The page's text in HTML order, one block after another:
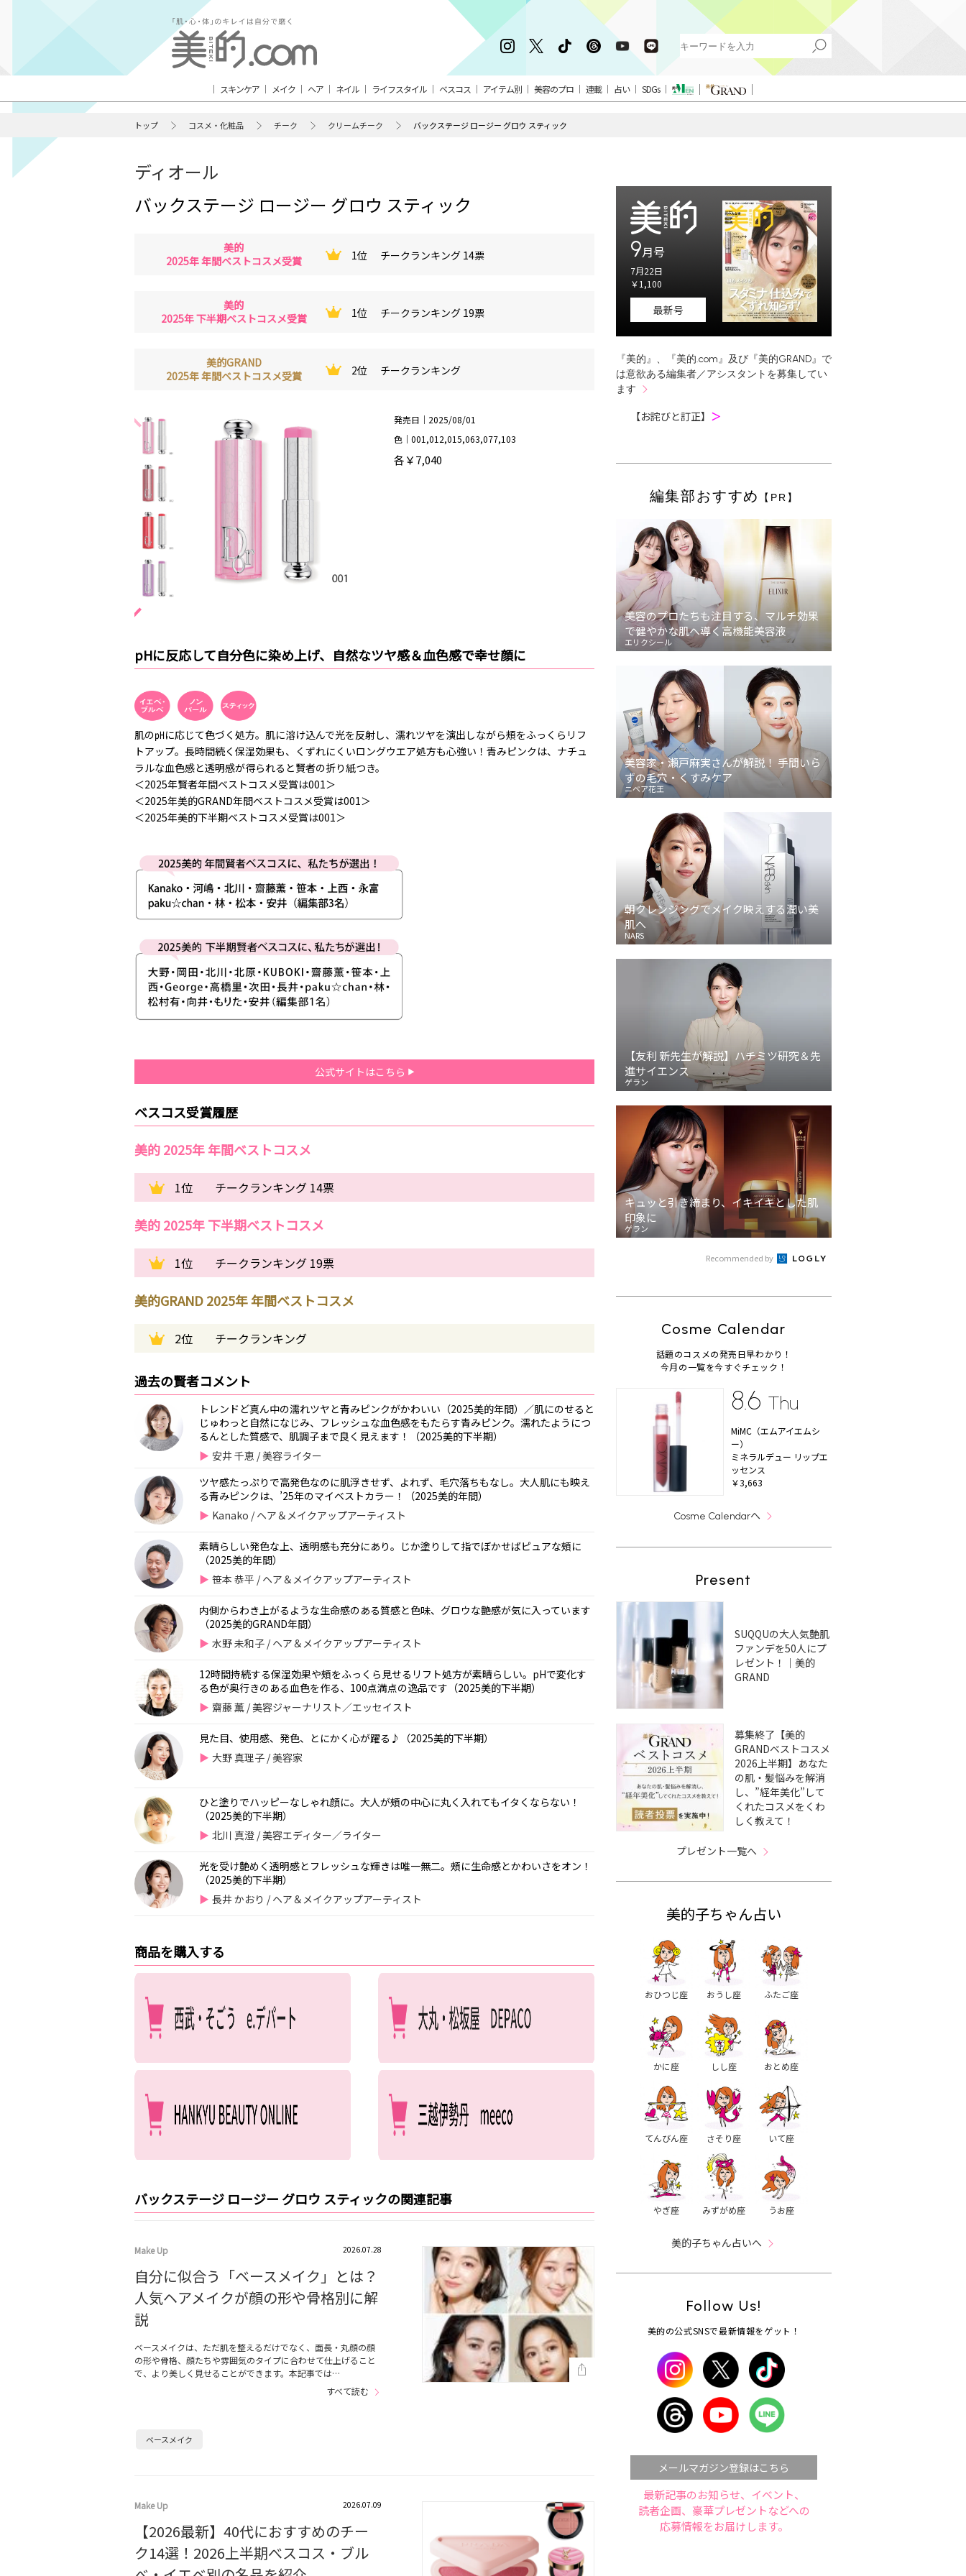
スキンケア メイク ヘア ネイル ライフスタイル ベスコス アイテム別 美容のプロ 連載 占い SDGs
トップ コスメ・化粧品 チーク クリームチーク バックステージ ロージー グロウ スティック
ディオール
バックステージ ロージー グロウ スティック
美的
2025年 年間ベストコスメ受賞
1位 チークランキング 14票
美的
2025年 下半期ベストコスメ受賞
1位 チークランキング 19票
美的GRAND
2025年 年間ベストコスメ受賞
2位 チークランキング
発売日｜2025/08/01
色｜001,012,015,063,077,103
各￥7,040
pHに反応して自分色に染め上げ、自然なツヤ感＆血色感で幸せ顔に
肌の㏗に応じて色づく処方。肌に溶け込んで光を反射し、濡れツヤを演出しながら頰をふっくらリフ
トアップ。長時間続く保湿効果も、くずれにくいロングウエア処方も心強い！青みピンクは、ナチュ
ラルな血色感と透明感が得られると賢者の折り紙つき。
＜2025年賢者年間ベストコスメ受賞は001＞
＜2025年美的GRAND年間ベストコスメ受賞は001＞
＜2025年美的下半期ベストコスメ受賞は001＞
公式サイトはこちら
ベスコス受賞履歴
美的 2025年 年間ベストコスメ
1位 チークランキング 14票
美的 2025年 下半期ベストコスメ
1位 チークランキング 19票
美的GRAND 2025年 年間ベストコスメ
2位 チークランキング
過去の賢者コメント
トレンドど真ん中の濡れツヤと青みピンクがかわいい（2025美的年間）／肌にのせると
じゅわっと自然になじみ、フレッシュな血色感をもたらす青みピンク。濡れたようにつ
るんとした質感で、肌調子まで良く見えます！（2025美的下半期）
安井 千恵 / 美容ライター
ツヤ感たっぷりで高発色なのに肌浮きせず、よれず、毛穴落ちもなし。大人肌にも映え
る青みピンクは、’25年のマイベストカラー！（2025美的年間）
Kanako / ヘア＆メイクアップアーティスト
素晴らしい発色な上、透明感も充分にあり。じか塗りして指でぼかせばピュアな頰に
（2025美的年間）
笹本 恭平 / ヘア＆メイクアップアーティスト
内側からわき上がるような生命感のある質感と色味、グロウな艶感が気に入っています
（2025美的GRAND年間）
水野 未和子 / ヘア＆メイクアップアーティスト
12時間持続する保湿効果や頰をふっくら見せるリフト処方が素晴らしい。pHで変化す
る色が奥行きのある血色を作る、100点満点の逸品です（2025美的下半期）
齋藤 薫 / 美容ジャーナリスト／エッセイスト
見た目、使用感、発色、とにかく心が躍る♪（2025美的下半期）
大野 真理子 / 美容家
ひと塗りでハッピーなしゃれ顔に。大人が頰の中心に丸く入れてもイタくならない！
（2025美的下半期）
北川 真澄 / 美容エディター／ライター
光を受け艶めく透明感とフレッシュな輝きは唯一無二。頰に生命感とかわいさをオン！
（2025美的下半期）
長井 かおり / ヘア＆メイクアップアーティスト
商品を購入する
バックステージ ロージー グロウ スティックの関連記事
Make Up 2026.07.28
自分に似合う「ベースメイク」とは？
人気ヘアメイクが顔の形や骨格別に解
説
ベースメイクは、ただ肌を整えるだけでなく、面長・丸顔の顔
の形や骨格、顔たちや雰囲気のタイプに合わせて仕上げること
で、より美しく見せることができます。本記事では…
すべて読む
ベースメイク
Make Up 2026.07.09
【2026最新】40代におすすめのチー
ク14選！2026上半期べスコス・ブル
9月号
7月22日
￥1,100
最新号
『美的』、『美的.com』及び『美的GRAND』で
は意欲ある編集者／アシスタントを募集してい
ます
【お詫びと訂正】 ＞
編集部おすすめ 【PR】
美容のプロたちも注目する、マルチ効果
で健やかな肌へ導く高機能美容液
エリクシール
美容家・瀬戸麻実さんが解説！ 手間いら
ずの毛穴・くすみケア
ニベア花王
朝クレンジングでメイク映えする潤い美
肌へ
NARS
【友利 新先生が解説】ハチミツ研究＆先
進サイエンス
ゲラン
キュッと引き締まり、イキイキとした肌
印象に
ゲラン
Recommended by
Cosme Calendar
話題のコスメの発売日早わかり！
今月の一覧を今すぐチェック！
8.6 Thu
MiMC（エムアイエムシ
ー）
ミネラルデュー リップエ
ッセンス
￥3,663
Cosme Calendarへ
Present
SUQQUの大人気艶肌
ファンデを50人にプ
レゼント！｜美的
GRAND
募集終了【美的
GRANDベストコスメ
2026上半期】あなた
の肌・髪悩みを解消
し、”経年美化”して
くれたコスメをくわ
しく教えて！
プレゼント一覧へ
美的子ちゃん占い
おひつじ座 おうし座 ふたご座
かに座 しし座 おとめ座
てんびん座 さそり座 いて座
やぎ座 みずがめ座 うお座
美的子ちゃん占いへ
Follow Us!
美的の公式SNSで最新情報をゲット！
メールマガジン登録はこちら
最新記事のお知らせ、イベント、
読者企画、豪華プレゼントなどへの
応募情報をお届けします。